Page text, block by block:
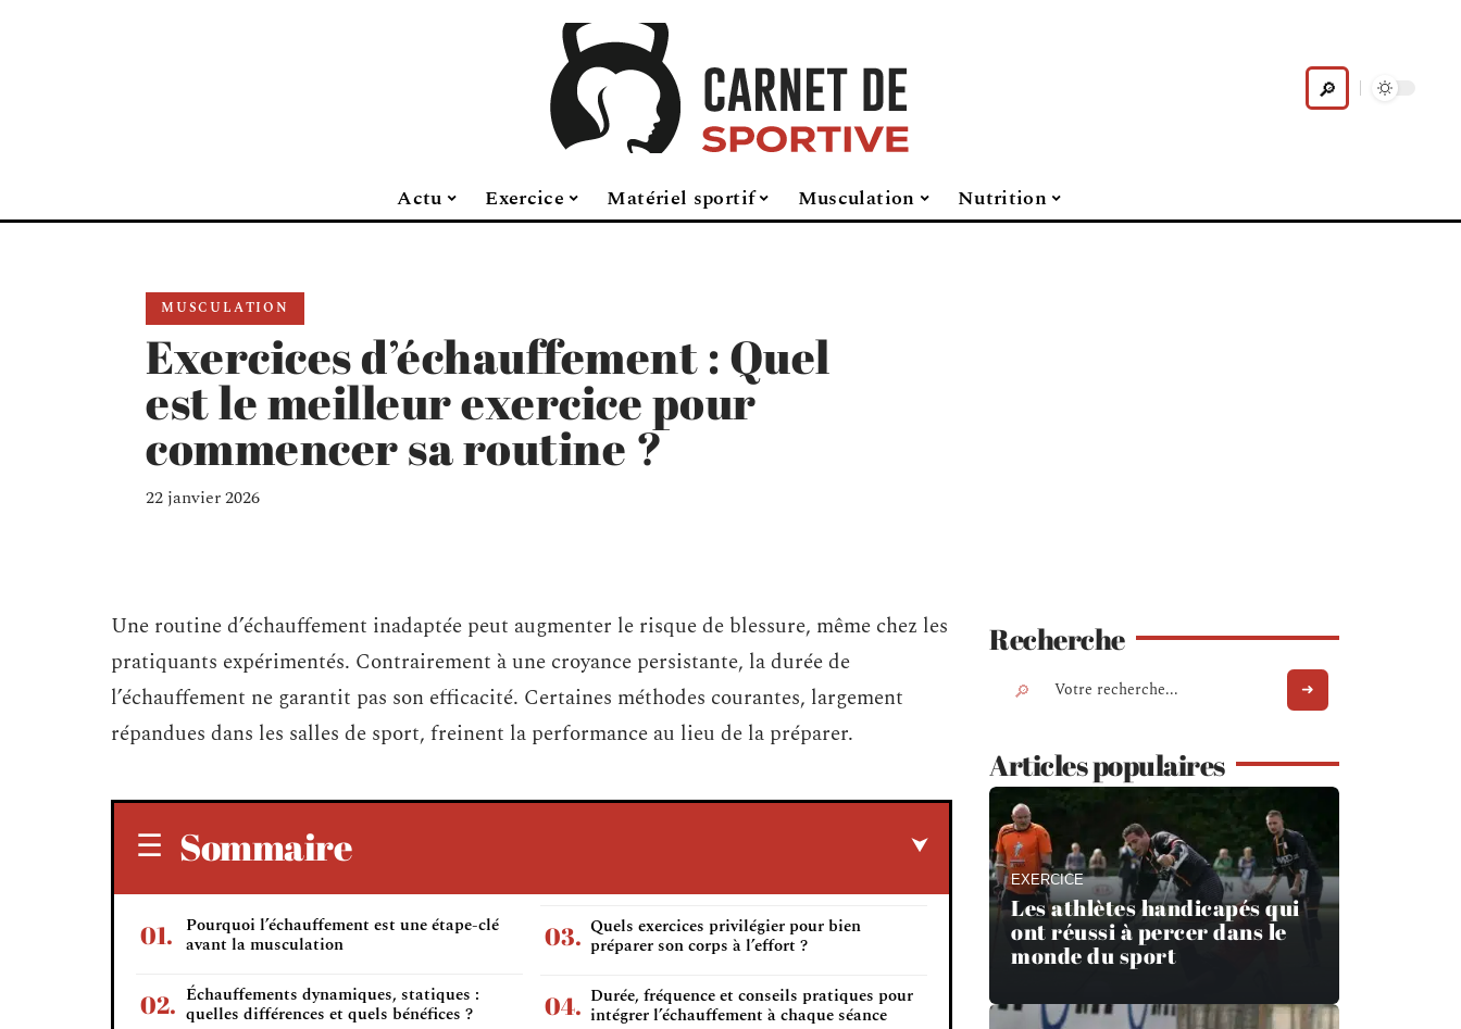
Actu Exercice Matériel sportif Musculation Nutrition
MUSCULATION
Exercices d’échauffement : Quel
est le meilleur exercice pour
commencer sa routine ?
22 janvier 2026
Une routine d’échauffement inadaptée peut augmenter le risque de blessure, même chez les
pratiquants expérimentés. Contrairement à une croyance persistante, la durée de
l’échauffement ne garantit pas son efficacité. Certaines méthodes courantes, largement
répandues dans les salles de sport, freinent la performance au lieu de la préparer.
Sommaire
Pourquoi l’échauffement est une étape-clé
avant la musculation
Échauffements dynamiques, statiques :
quelles différences et quels bénéfices ?
Quels exercices privilégier pour bien
préparer son corps à l’effort ?
Durée, fréquence et conseils pratiques pour
intégrer l’échauffement à chaque séance
Recherche
Articles populaires
EXERCICE
Les athlètes handicapés qui
ont réussi à percer dans le
monde du sport